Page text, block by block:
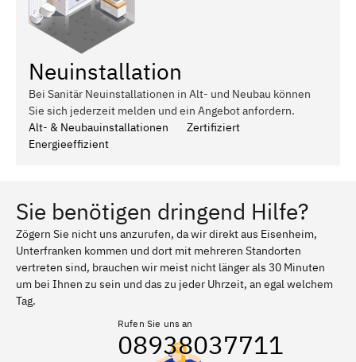
Neuinstallation
Bei Sanitär Neuinstallationen in Alt- und Neubau können
Sie sich jederzeit melden und ein Angebot anfordern.
Alt- & Neubauinstallationen
Zertifiziert
Energieeffizient
Sie benötigen dringend Hilfe?
Zögern Sie nicht uns anzurufen, da wir direkt aus Eisenheim,
Unterfranken kommen und dort mit mehreren Standorten
vertreten sind, brauchen wir meist nicht länger als 30 Minuten
um bei Ihnen zu sein und das zu jeder Uhrzeit, an egal welchem
Tag.
Rufen Sie uns an
08938037711